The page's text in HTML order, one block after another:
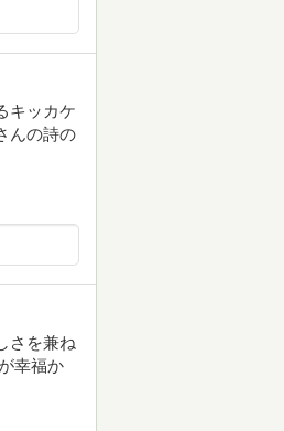
キッカケ
んの詩の
さを兼ね
幸福か